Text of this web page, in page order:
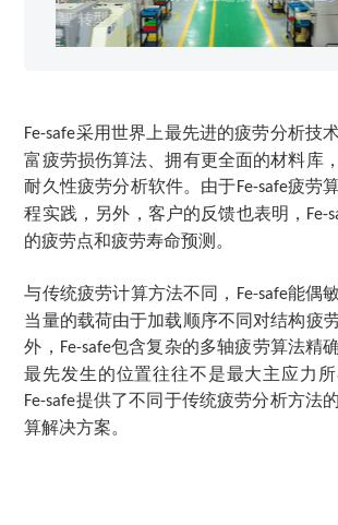
DELMIA端到端ERP系统
可视化&数字孪生技术
家居行业数字化解决方案
在线培训
3DEXPERIENCE 平台是什么？
SOLIDWORKS仿真这块有必要学习吗
职能类
团队介绍
公司动态
行业资讯
联系我们
获取试用版
校企合作
商务合作
智”转型
Fe-safe采用世界上最先进的疲劳分析技
富疲劳损伤算法、拥有更全面的材料库
耐久性疲劳分析软件。由于Fe-safe疲劳
程实践，另外，客户的反馈也表明， Fe-
的疲劳点和疲劳寿命预测。
与传统疲劳计算方法不同， Fe-safe能偶
当量的载荷由于加载顺序不同对结构疲
外， Fe-safe包含复杂的多轴疲劳算法精
最先发生的位置往往不是最大主应力所
Fe-safe提供了不同于传统疲劳分析方法
算解决方案。